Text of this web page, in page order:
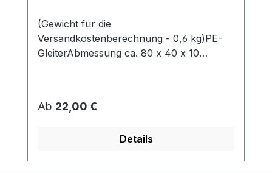
(Gewicht für die
Versandkostenberechnung - 0,6 kg)PE-
GleiterAbmessung ca. 80 x 40 x 10
Regulärer Preis:
Ab 22,00 €
Details